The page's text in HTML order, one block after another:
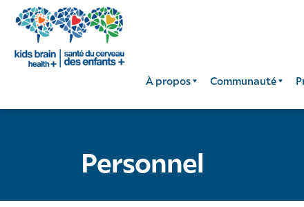
À propos Communauté
Personnel